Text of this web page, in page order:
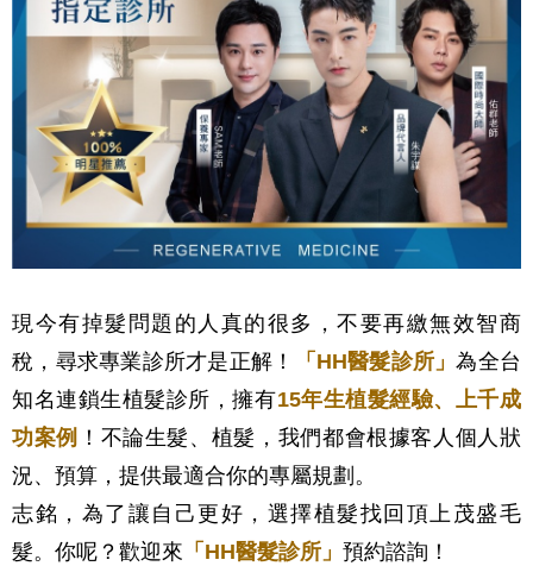
現今有掉髮問題的人真的很多，不要再繳無效智商
稅，尋求專業診所才是正解！
「HH醫髮診所」為全台
知名連鎖生植髮診所，擁有15年生植髮經驗、上千成
功案例 ！不論生髮、植髮，我們都會根據客人個人狀
況、預算，提供最適合你的專屬規劃。
志銘，為了讓自己更好，選擇植髮找回頂上茂盛毛
髮。你呢？歡迎來 「HH醫髮診所」 預約諮詢！